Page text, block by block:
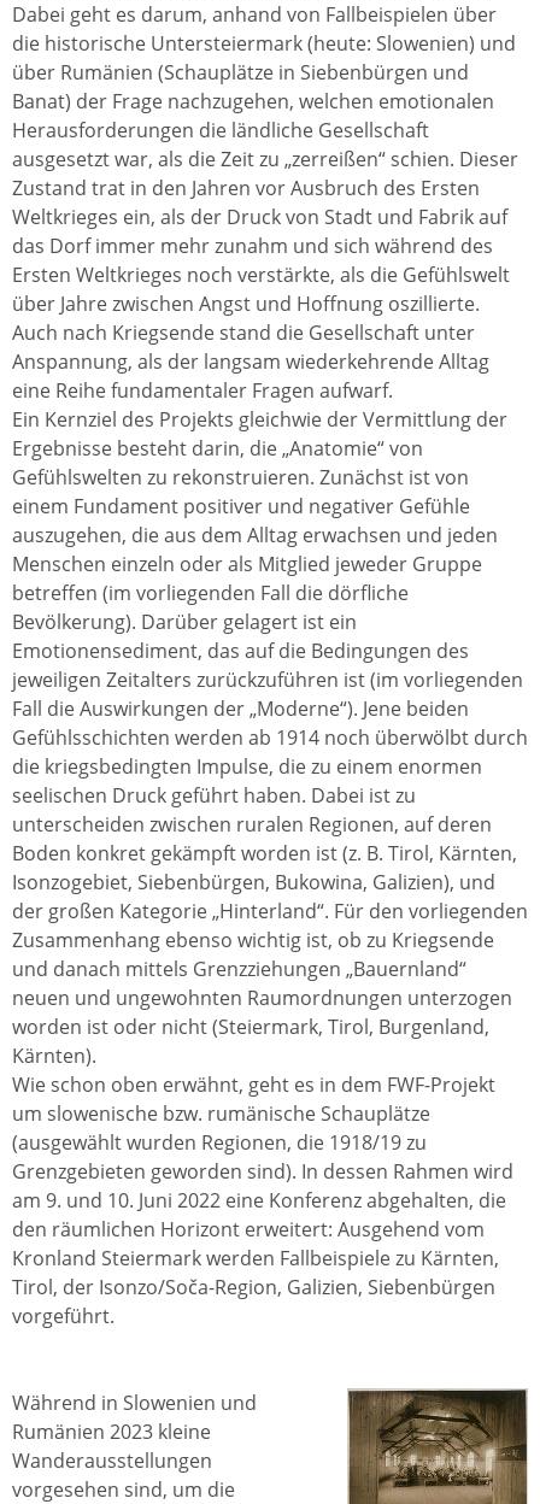
Dabei geht es darum, anhand von Fallbeispielen über
die historische Untersteiermark (heute: Slowenien) und
über Rumänien (Schauplätze in Siebenbürgen und
Banat) der Frage nachzugehen, welchen emotionalen
Herausforderungen die ländliche Gesellschaft
ausgesetzt war, als die Zeit zu „zerreißen“ schien. Dieser
Zustand trat in den Jahren vor Ausbruch des Ersten
Weltkrieges ein, als der Druck von Stadt und Fabrik auf
das Dorf immer mehr zunahm und sich während des
Ersten Weltkrieges noch verstärkte, als die Gefühlswelt
über Jahre zwischen Angst und Hoffnung oszillierte.
Auch nach Kriegsende stand die Gesellschaft unter
Anspannung, als der langsam wiederkehrende Alltag
eine Reihe fundamentaler Fragen aufwarf.
Ein Kernziel des Projekts gleichwie der Vermittlung der
Ergebnisse besteht darin, die „Anatomie“ von
Gefühlswelten zu rekonstruieren. Zunächst ist von
einem Fundament positiver und negativer Gefühle
auszugehen, die aus dem Alltag erwachsen und jeden
Menschen einzeln oder als Mitglied jeweder Gruppe
betreffen (im vorliegenden Fall die dörfliche
Bevölkerung). Darüber gelagert ist ein
Emotionensediment, das auf die Bedingungen des
jeweiligen Zeitalters zurückzuführen ist (im vorliegenden
Fall die Auswirkungen der „Moderne“). Jene beiden
Gefühlsschichten werden ab 1914 noch überwölbt durch
die kriegsbedingten Impulse, die zu einem enormen
seelischen Druck geführt haben. Dabei ist zu
unterscheiden zwischen ruralen Regionen, auf deren
Boden konkret gekämpft worden ist (z. B. Tirol, Kärnten,
Isonzogebiet, Siebenbürgen, Bukowina, Galizien), und
der großen Kategorie „Hinterland“. Für den vorliegenden
Zusammenhang ebenso wichtig ist, ob zu Kriegsende
und danach mittels Grenzziehungen „Bauernland“
neuen und ungewohnten Raumordnungen unterzogen
worden ist oder nicht (Steiermark, Tirol, Burgenland,
Kärnten).
Wie schon oben erwähnt, geht es in dem FWF-Projekt
um slowenische bzw. rumänische Schauplätze
(ausgewählt wurden Regionen, die 1918/19 zu
Grenzgebieten geworden sind). In dessen Rahmen wird
am 9. und 10. Juni 2022 eine Konferenz abgehalten, die
den räumlichen Horizont erweitert: Ausgehend vom
Kronland Steiermark werden Fallbeispiele zu Kärnten,
Tirol, der Isonzo/Soča-Region, Galizien, Siebenbürgen
vorgeführt.
Während in Slowenien und
Rumänien 2023 kleine
Wanderausstellungen
vorgesehen sind, um die